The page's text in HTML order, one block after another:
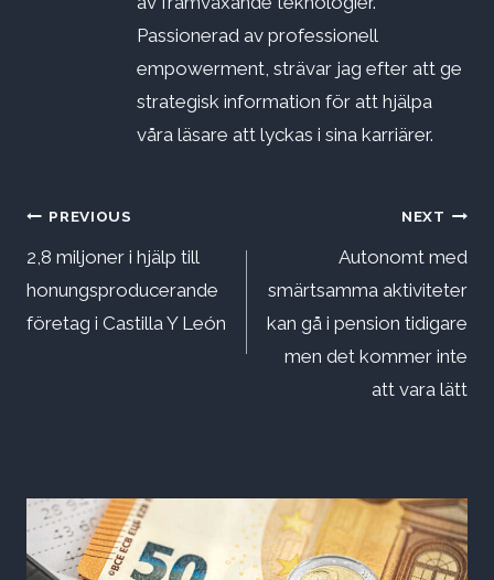
Passionerad av professionell
empowerment, strävar jag efter att ge
strategisk information för att hjälpa
våra läsare att lyckas i sina karriärer.
Inläggsnavigering
PREVIOUS
2,8 miljoner i hjälp till
honungsproducerande
företag i Castilla Y León
NEXT
Autonomt med
smärtsamma aktiviteter
kan gå i pension tidigare
men det kommer inte
att vara lätt